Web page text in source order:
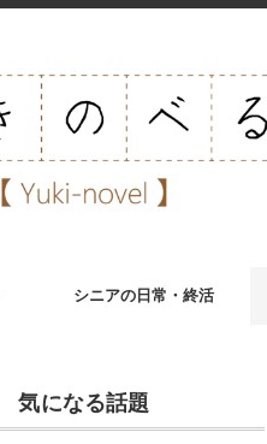
シニアの日常・終活
気になる話題